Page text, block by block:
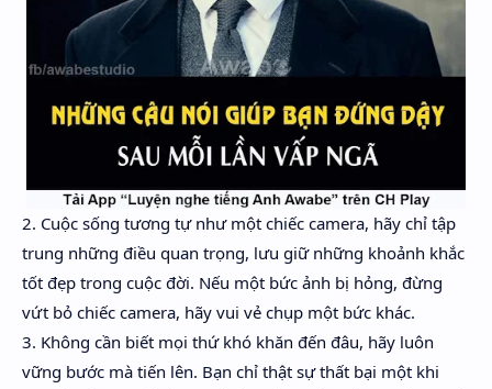
2. Cuộc sống tương tự như một chiếc camera, hãy chỉ tập
trung những điều quan trọng, lưu giữ những khoảnh khắc
tốt đẹp trong cuộc đời. Nếu một bức ảnh bị hỏng, đừng
vứt bỏ chiếc camera, hãy vui vẻ chụp một bức khác.
3. Không cần biết mọi thứ khó khăn đến đâu, hãy luôn
vững bước mà tiến lên. Bạn chỉ thật sự thất bại một khi